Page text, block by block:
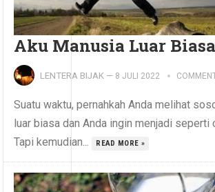
Aku Manusia Luar Biasa
LENTERA BIJAK — 8 JULI 2022
Suatu waktu, pernahkah Anda melihat
luar biasa dan Anda ingin menjadi seperti
Tapi kemudian...
READ MORE »